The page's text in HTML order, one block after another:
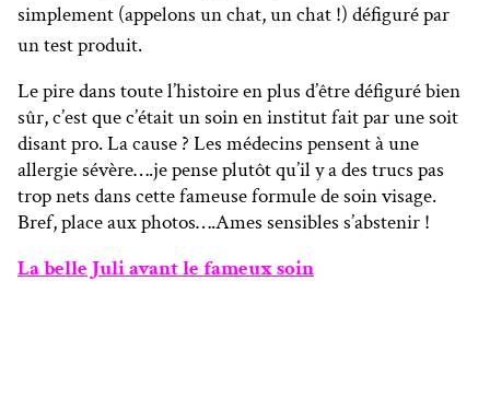
simplement (appelons un chat, un chat !) défiguré par
un test produit.
Le pire dans toute l’histoire en plus d’être défiguré bien
sûr, c’est que c’était un soin en institut fait par une soit
disant pro. La cause ? Les médecins pensent à une
allergie sévère….je pense plutôt qu’il y a des trucs pas
trop nets dans cette fameuse formule de soin visage.
Bref, place aux photos….Ames sensibles s’abstenir !
La belle Juli avant le fameux soin